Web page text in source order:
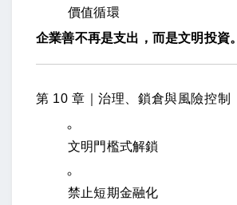
價值循環
企業善不再是支出，而是文明投資。
第 10 章｜治理、鎖倉與風險控制
文明門檻式解鎖
禁止短期金融化